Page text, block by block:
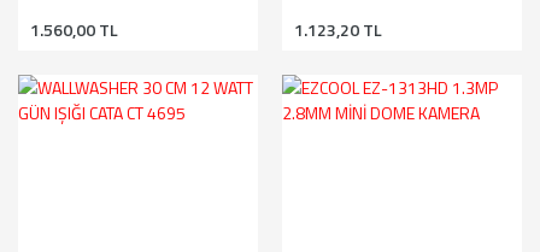
1.560,00 TL
KAMERA
1.123,20 TL